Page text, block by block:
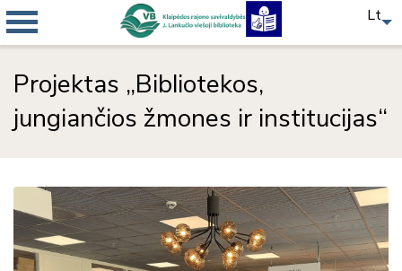
Projektas „Bibliotekos,
jungiančios žmones ir institucijas“
Lt